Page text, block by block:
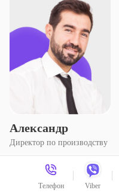
Телефон Viber
Александр
Директор по производству